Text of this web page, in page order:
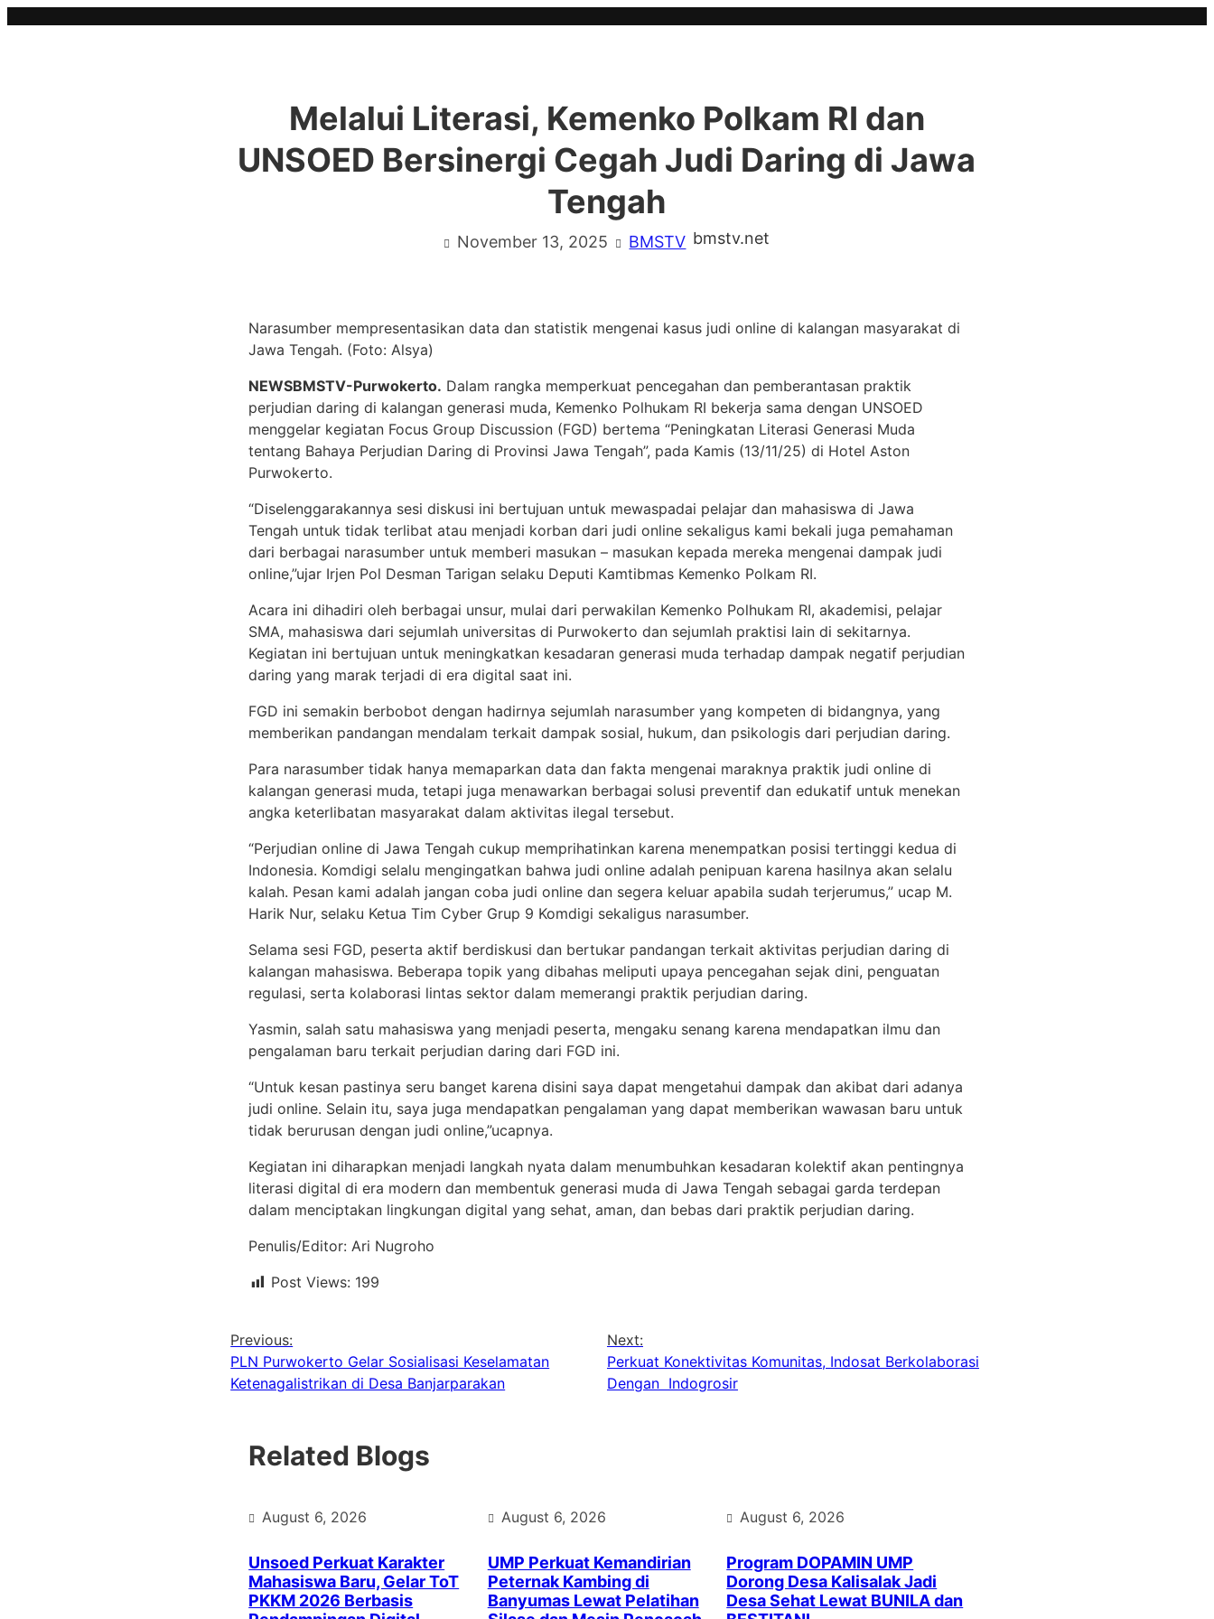
Melalui Literasi, Kemenko Polkam RI dan
UNSOED Bersinergi Cegah Judi Daring di Jawa
Tengah
November 13, 2025 BMSTV bmstv.net
Narasumber mempresentasikan data dan statistik mengenai kasus judi online di kalangan masyarakat di
Jawa Tengah. (Foto: Alsya)
NEWSBMSTV-Purwokerto. Dalam rangka memperkuat pencegahan dan pemberantasan praktik
perjudian daring di kalangan generasi muda, Kemenko Polhukam RI bekerja sama dengan UNSOED
menggelar kegiatan Focus Group Discussion (FGD) bertema “Peningkatan Literasi Generasi Muda
tentang Bahaya Perjudian Daring di Provinsi Jawa Tengah”, pada Kamis (13/11/25) di Hotel Aston
Purwokerto.
“Diselenggarakannya sesi diskusi ini bertujuan untuk mewaspadai pelajar dan mahasiswa di Jawa
Tengah untuk tidak terlibat atau menjadi korban dari judi online sekaligus kami bekali juga pemahaman
dari berbagai narasumber untuk memberi masukan – masukan kepada mereka mengenai dampak judi
online,”ujar Irjen Pol Desman Tarigan selaku Deputi Kamtibmas Kemenko Polkam RI.
Acara ini dihadiri oleh berbagai unsur, mulai dari perwakilan Kemenko Polhukam RI, akademisi, pelajar
SMA, mahasiswa dari sejumlah universitas di Purwokerto dan sejumlah praktisi lain di sekitarnya.
Kegiatan ini bertujuan untuk meningkatkan kesadaran generasi muda terhadap dampak negatif perjudian
daring yang marak terjadi di era digital saat ini.
FGD ini semakin berbobot dengan hadirnya sejumlah narasumber yang kompeten di bidangnya, yang
memberikan pandangan mendalam terkait dampak sosial, hukum, dan psikologis dari perjudian daring.
Para narasumber tidak hanya memaparkan data dan fakta mengenai maraknya praktik judi online di
kalangan generasi muda, tetapi juga menawarkan berbagai solusi preventif dan edukatif untuk menekan
angka keterlibatan masyarakat dalam aktivitas ilegal tersebut.
“Perjudian online di Jawa Tengah cukup memprihatinkan karena menempatkan posisi tertinggi kedua di
Indonesia. Komdigi selalu mengingatkan bahwa judi online adalah penipuan karena hasilnya akan selalu
kalah. Pesan kami adalah jangan coba judi online dan segera keluar apabila sudah terjerumus,” ucap M.
Harik Nur, selaku Ketua Tim Cyber Grup 9 Komdigi sekaligus narasumber.
Selama sesi FGD, peserta aktif berdiskusi dan bertukar pandangan terkait aktivitas perjudian daring di
kalangan mahasiswa. Beberapa topik yang dibahas meliputi upaya pencegahan sejak dini, penguatan
regulasi, serta kolaborasi lintas sektor dalam memerangi praktik perjudian daring.
Yasmin, salah satu mahasiswa yang menjadi peserta, mengaku senang karena mendapatkan ilmu dan
pengalaman baru terkait perjudian daring dari FGD ini.
“Untuk kesan pastinya seru banget karena disini saya dapat mengetahui dampak dan akibat dari adanya
judi online. Selain itu, saya juga mendapatkan pengalaman yang dapat memberikan wawasan baru untuk
tidak berurusan dengan judi online,”ucapnya.
Kegiatan ini diharapkan menjadi langkah nyata dalam menumbuhkan kesadaran kolektif akan pentingnya
literasi digital di era modern dan membentuk generasi muda di Jawa Tengah sebagai garda terdepan
dalam menciptakan lingkungan digital yang sehat, aman, dan bebas dari praktik perjudian daring.
Penulis/Editor: Ari Nugroho
Post Views: 199
Previous:
PLN Purwokerto Gelar Sosialisasi Keselamatan
Ketenagalistrikan di Desa Banjarparakan
Next:
Perkuat Konektivitas Komunitas, Indosat Berkolaborasi
Dengan Indogrosir
Related Blogs
August 6, 2026
Unsoed Perkuat Karakter
Mahasiswa Baru, Gelar ToT
PKKM 2026 Berbasis
August 6, 2026
UMP Perkuat Kemandirian
Peternak Kambing di
Banyumas Lewat Pelatihan
August 6, 2026
Program DOPAMIN UMP
Dorong Desa Kalisalak Jadi
Desa Sehat Lewat BUNILA dan